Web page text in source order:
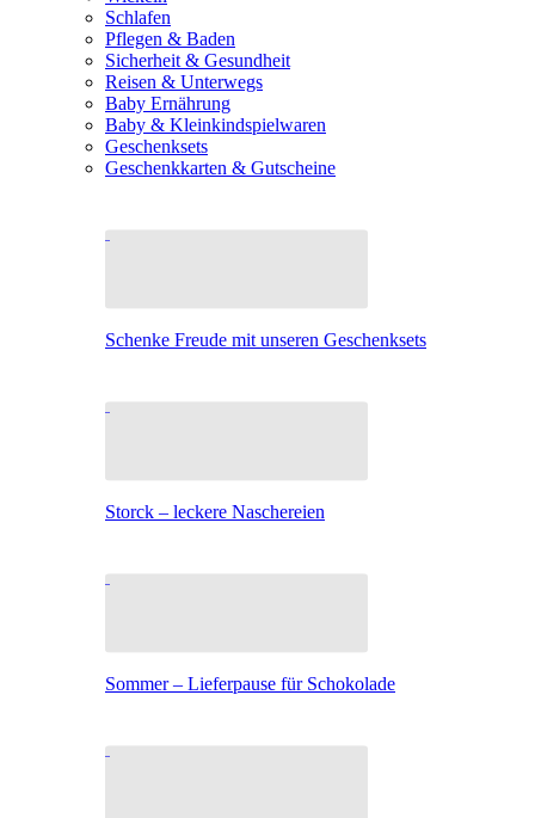
Schlafen
Pflegen & Baden
Sicherheit & Gesundheit
Reisen & Unterwegs
Baby Ernährung
Baby & Kleinkindspielwaren
Geschenksets
Geschenkkarten & Gutscheine
Schenke Freude mit unseren Geschenksets
Storck – leckere Naschereien
Sommer – Lieferpause für Schokolade